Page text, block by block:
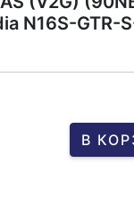
N16S-GTR-
В